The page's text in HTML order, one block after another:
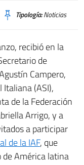
Tipología:Noticias
recibió en la
de
Campero,
(ASI),
de la Federación
Arrigo, y a
a participar
de la IAF, que
de América latina